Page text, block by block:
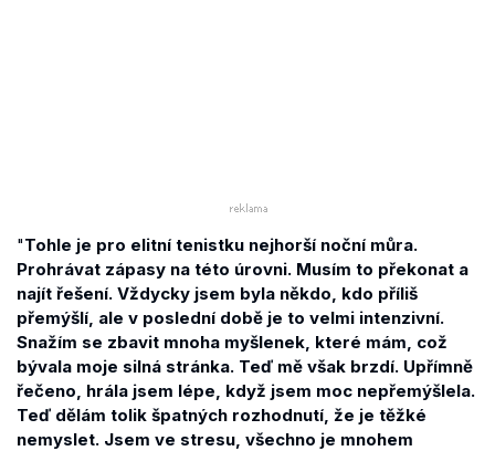
"Tohle je pro elitní tenistku nejhorší noční můra.
Prohrávat zápasy na této úrovni. Musím to překonat a
najít řešení. Vždycky jsem byla někdo, kdo příliš
přemýšlí, ale v poslední době je to velmi intenzivní.
Snažím se zbavit mnoha myšlenek, které mám, což
bývala moje silná stránka. Teď mě však brzdí. Upřímně
řečeno, hrála jsem lépe, když jsem moc nepřemýšlela.
Teď dělám tolik špatných rozhodnutí, že je těžké
nemyslet. Jsem ve stresu, všechno je mnohem